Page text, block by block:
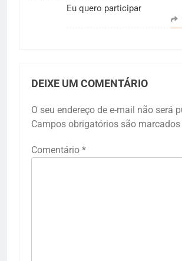
Eu quero participar
DEIXE UM COMENTÁRIO
O seu endereço de e-mail não será
Campos obrigatórios são
Comentário *